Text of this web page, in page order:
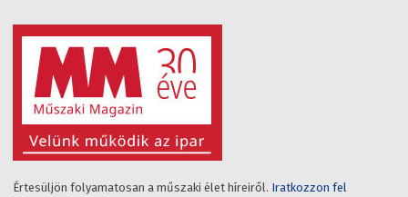
Értesüljön folyamatosan a műszaki élet híreiről. Iratkozzon fel